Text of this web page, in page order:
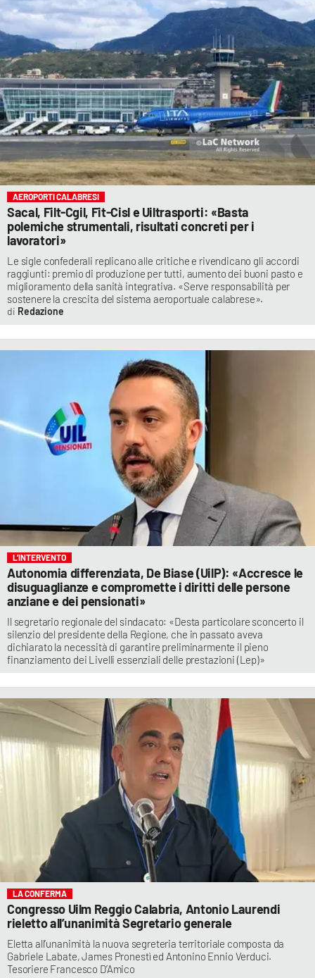
AEROPORTI CALABRESI
Sacal, Filt-Cgil, Fit-Cisl e Uiltrasporti: «Basta
polemiche strumentali, risultati concreti per i
lavoratori»
Le sigle confederali replicano alle critiche e rivendicano gli accordi
raggiunti: premio di produzione per tutti, aumento dei buoni pasto e
miglioramento della sanità integrativa. «Serve responsabilità per
sostenere la crescita del sistema aeroportuale calabrese».
Redazione
L’INTERVENTO
Autonomia differenziata, De Biase (UilP): «Accresce le
disuguaglianze e compromette i diritti delle persone
anziane e dei pensionati»
Il segretario regionale del sindacato: «Desta particolare sconcerto il
silenzio del presidente della Regione, che in passato aveva
dichiarato la necessità di garantire preliminarmente il pieno
finanziamento dei Livelli essenziali delle prestazioni (Lep)»
LA CONFERMA
Congresso Uilm Reggio Calabria, Antonio Laurendi
rieletto all’unanimità Segretario generale
Eletta all’unanimità la nuova segreteria territoriale composta da
Gabriele Labate, James Pronestì ed Antonino Ennio Verduci.
Tesoriere Francesco D’Amico